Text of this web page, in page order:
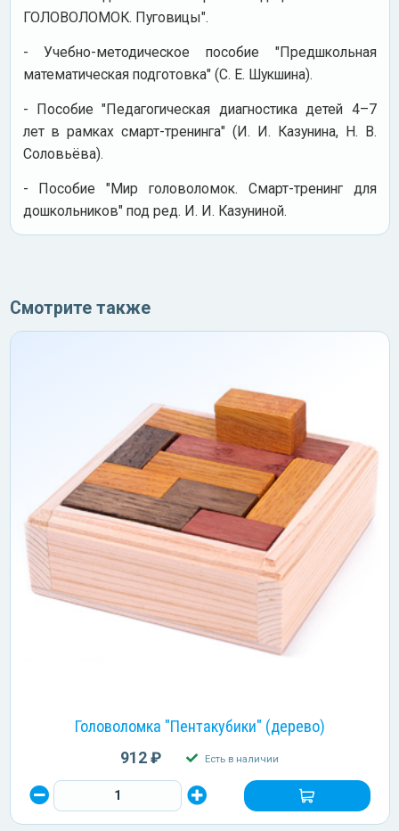
ГОЛОВОЛОМОК. Пуговицы".
- Учебно-методическое пособие "Предшкольная
математическая подготовка" (С. Е. Шукшина).
- Пособие "Педагогическая диагностика детей 4–7
лет в рамках смарт-тренинга" (И. И. Казунина, Н. В.
Соловьёва).
- Пособие "Мир головоломок. Смарт-тренинг для
дошкольников" под ред. И. И. Казуниной.
Смотрите также
Головоломка "Пентакубики" (дерево)
912 ₽ Есть в наличии